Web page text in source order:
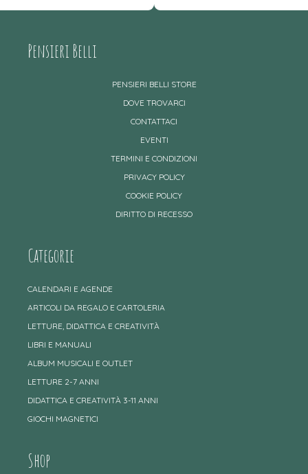
Pensieri Belli
PENSIERI BELLI STORE
DOVE TROVARCI
CONTATTACI
EVENTI
TERMINI E CONDIZIONI
PRIVACY POLICY
COOKIE POLICY
DIRITTO DI RECESSO
Categorie
CALENDARI E AGENDE
ARTICOLI DA REGALO E CARTOLERIA
LETTURE, DIDATTICA E CREATIVITÀ
LIBRI E MANUALI
ALBUM MUSICALI E OUTLET
LETTURE 2-7 ANNI
DIDATTICA E CREATIVITÀ 3-11 ANNI
GIOCHI MAGNETICI
Shop